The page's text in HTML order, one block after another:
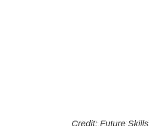
Credit: Future Skills